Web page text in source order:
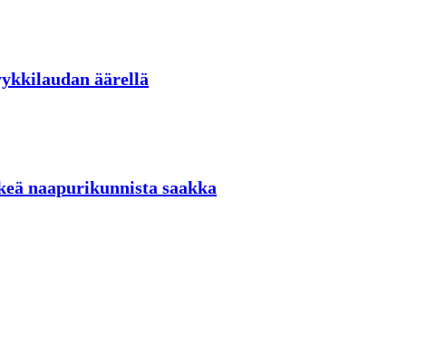
äärellä
naapurikunnista saakka